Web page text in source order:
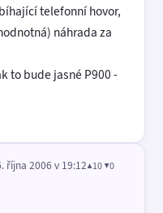
telefonní hovor,
náhrada za
to bude jasné P900 -
října 2006 v 19:12▲10 ▼0